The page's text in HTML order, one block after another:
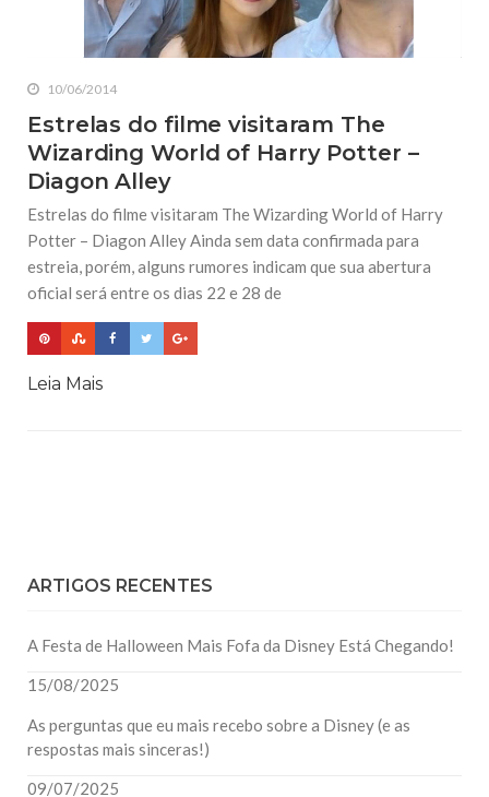
10/06/2014
Estrelas do filme visitaram The
Wizarding World of Harry Potter –
Diagon Alley
Estrelas do filme visitaram The Wizarding World of Harry
Potter – Diagon Alley Ainda sem data confirmada para
estreia, porém, alguns rumores indicam que sua abertura
oficial será entre os dias 22 e 28 de
Leia Mais
ARTIGOS RECENTES
A Festa de Halloween Mais Fofa da Disney Está Chegando!
15/08/2025
As perguntas que eu mais recebo sobre a Disney (e as
respostas mais sinceras!)
09/07/2025